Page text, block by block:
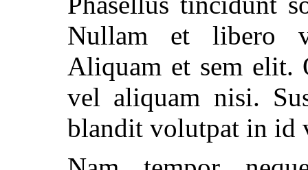
Nullam et libero
Aliquam et sem elit.
vel aliquam nisi.
blandit volutpat in id